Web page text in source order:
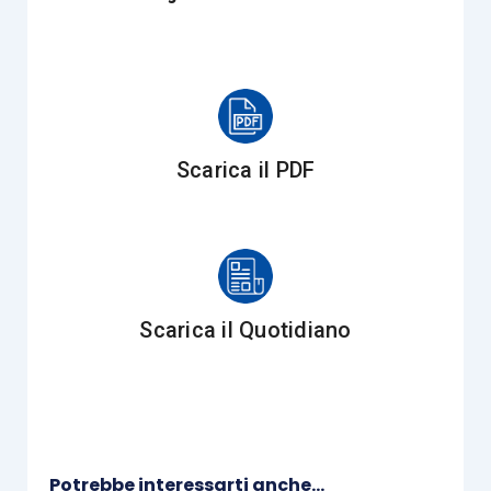
dipendenti titolari di quote o azioni della società, si
è fatto fronte con il chiarimento pubblicato in via di
… ma solo allorché la partecipazione agli utili
mediante tali investimenti non sia subordinata
l’investitore, dal momento che è ben ipotizzabile
Scarica il PDF
Scarica il Quotidiano
Potrebbe interessarti anche...